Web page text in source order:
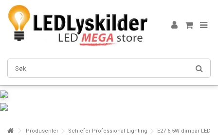
Produsenter Schiefer Professional Lighting
E27 6,5W dimbar LED